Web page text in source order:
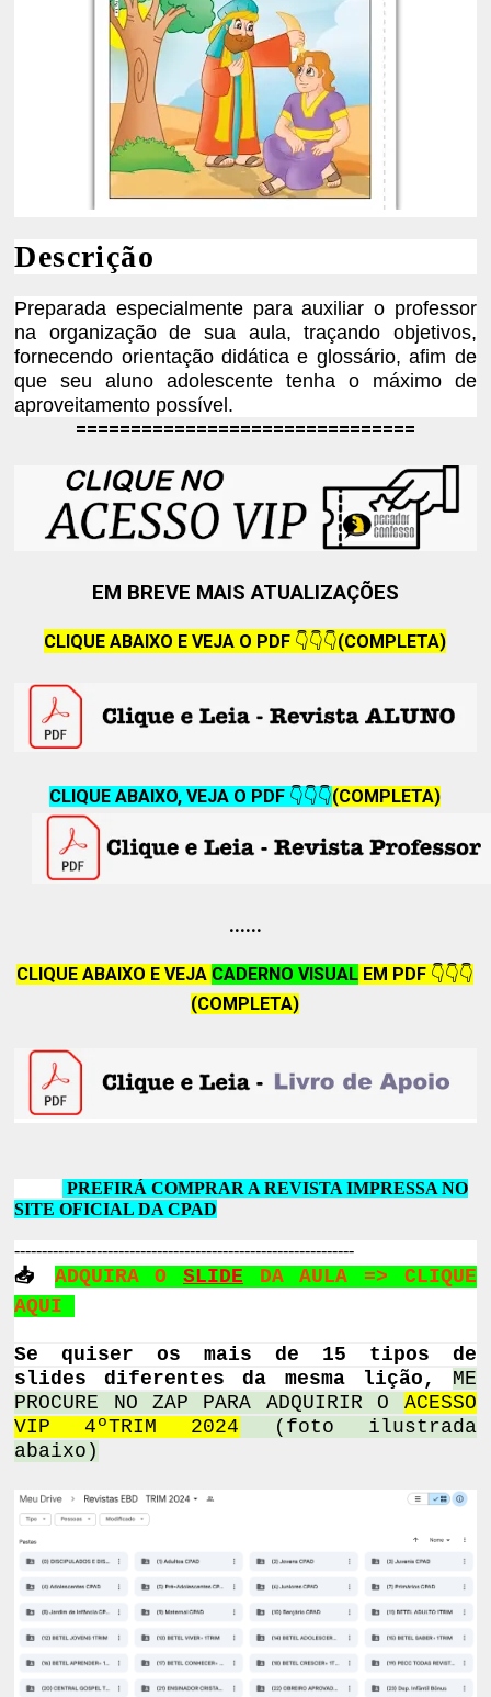
Descrição
Preparada especialmente para auxiliar o professor
na organização de sua aula, traçando objetivos,
fornecendo orientação didática e glossário, afim de
que seu aluno adolescente tenha o máximo de
aproveitamento possível.
===============================
EM BREVE MAIS ATUALIZAÇÕES
CLIQUE ABAIXO E VEJA O PDF 👇👇👇(COMPLETA)
CLIQUE ABAIXO, VEJA O PDF 👇👇👇(COMPLETA)
......
CLIQUE ABAIXO E VEJA CADERNO VISUAL EM PDF 👇👇👇
(COMPLETA)
PREFIRÁ COMPRAR A REVISTA IMPRESSA NO
SITE OFICIAL DA CPAD
--------------------------------------------------------------
📥 ADQUIRA O SLIDE DA AULA => CLIQUE
AQUI
Se quiser os mais de 15 tipos de
slides diferentes da mesma lição, ME
PROCURE NO ZAP PARA ADQUIRIR O ACESSO
VIP 4ºTRIM 2024 (foto ilustrada
abaixo)